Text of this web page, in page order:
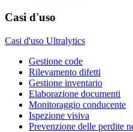
Casi d'uso
Casi d'uso Ultralytics
Gestione code
Rilevamento difetti
Gestione inventario
Elaborazione documenti
Monitoraggio conducente
Ispezione visiva
Prevenzione delle perdite